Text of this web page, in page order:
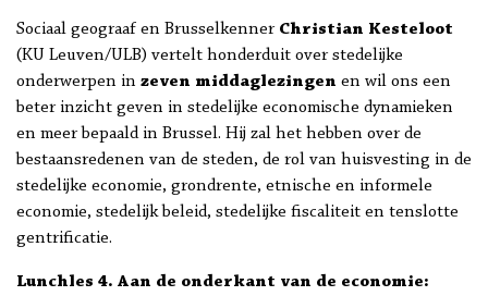
Sociaal geograaf en Brusselkenner Christian Kesteloot
(KU Leuven/ULB) vertelt honderduit over stedelijke
onderwerpen in zeven middaglezingen en wil ons een
beter inzicht geven in stedelijke economische dynamieken
en meer bepaald in Brussel. Hij zal het hebben over de
bestaansredenen van de steden, de rol van huisvesting in de
stedelijke economie, grondrente, etnische en informele
economie, stedelijk beleid, stedelijke fiscaliteit en tenslotte
gentrificatie.
Lunchles 4. Aan de onderkant van de economie: